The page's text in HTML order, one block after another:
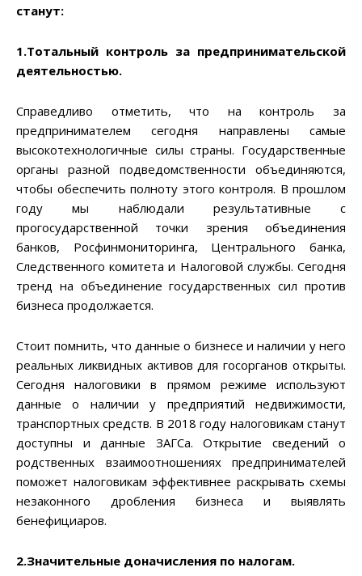
станут:
1.Тотальный контроль за предпринимательской
деятельностью.
Справедливо отметить, что на контроль за
предпринимателем сегодня направлены самые
высокотехнологичные силы страны. Государственные
органы разной подведомственности объединяются,
чтобы обеспечить полноту этого контроля. В прошлом
году мы наблюдали результативные с
прогосударственной точки зрения объединения
банков, Росфинмониторинга, Центрального банка,
Следственного комитета и Налоговой службы. Сегодня
тренд на объединение государственных сил против
бизнеса продолжается.
Стоит помнить, что данные о бизнесе и наличии у него
реальных ликвидных активов для госорганов открыты.
Сегодня налоговики в прямом режиме используют
данные о наличии у предприятий недвижимости,
транспортных средств. В 2018 году налоговикам станут
доступны и данные ЗАГСа. Открытие сведений о
родственных взаимоотношениях предпринимателей
поможет налоговикам эффективнее раскрывать схемы
незаконного дробления бизнеса и выявлять
бенефициаров.
2.Значительные доначисления по налогам.